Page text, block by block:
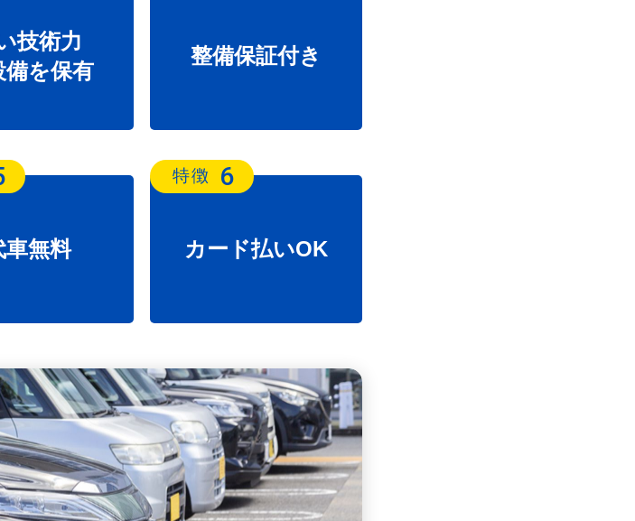
技術力
備を保有
整備保証付き
車無料
特徴 6
カード払いOK